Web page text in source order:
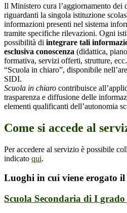
Il Ministero cura l’aggiornamento dei
riguardanti la singola istituzione
informazioni presenti nel sistema
tramite specifiche rilevazioni. Ogni
possibilità di integrare tali
esclusiva conoscenza (didattica,
formativa, servizi offerti, strutture,
“Scuola in chiaro”, disponibile
SIDI.
Scuola in chiaro contribuisce
trasparenza e diffusione delle
elementi qualificanti dell’autonomia
Come si accede al
Per accedere al servizio è possibile
indicato qui.
Luoghi in cui viene erogato il
Scuola Secondaria di I